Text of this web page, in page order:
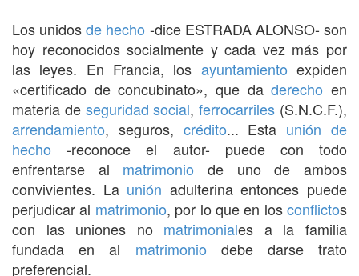
Los unidosde hecho -dice ESTRADA ALONSO- son
hoy reconocidos socialmente y cada vez más por
las leyes. En Francia, los ayuntamiento expiden
«certificado de concubinato», que daderecho en
materia de seguridad social,ferrocarriles (S.N.C.F.),
arrendamiento, seguros, crédito... Esta unión de
hecho -reconoce el autor- puede con todo
enfrentarse al matrimonio de uno de ambos
convivientes. La unión adulterina entonces puede
perjudicar al matrimonio, por lo que en losconflictos
con las uniones no matrimoniales a la familia
fundada en al matrimonio debe darse trato
preferencial.